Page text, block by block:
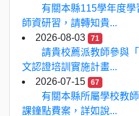
有關本縣115學年度
師資研習，請轉知貴...
2026-08-03
71
請貴校薦派教師參與
文認證培訓實施計畫...
2026-07-15
67
有關本縣所屬學校教
課鐘點費案，詳如說...